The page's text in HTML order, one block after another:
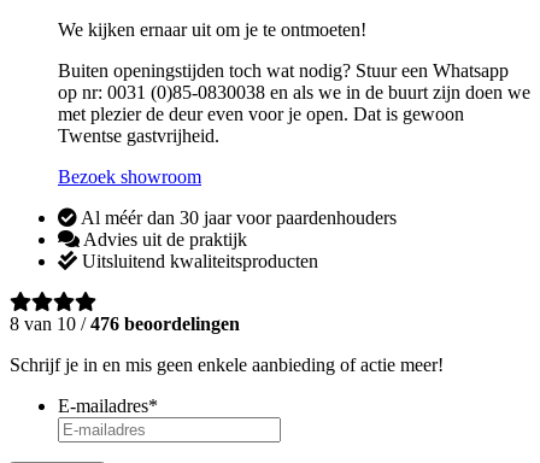
We kijken ernaar uit om je te ontmoeten!
Buiten openingstijden toch wat nodig? Stuur een Whatsapp
op nr: 0031 (0)85-0830038 en als we in de buurt zijn doen we
met plezier de deur even voor je open. Dat is gewoon
Twentse gastvrijheid.
Bezoek showroom
Al méér dan 30 jaar voor paardenhouders
Advies uit de praktijk
Uitsluitend kwaliteitsproducten
8 van 10 /476 beoordelingen
Schrijf je in en mis geen enkele aanbieding of actie meer!
E-mailadres*